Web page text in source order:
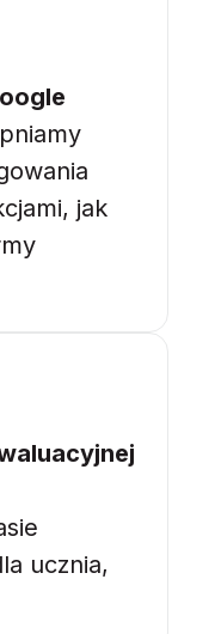
jak
ucznia,